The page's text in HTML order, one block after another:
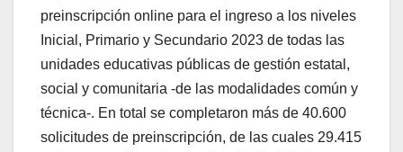
preinscripción online para el ingreso a los niveles
Inicial, Primario y Secundario 2023 de todas las
unidades educativas públicas de gestión estatal,
social y comunitaria -de las modalidades común y
técnica-. En total se completaron más de 40.600
solicitudes de preinscripción, de las cuales 29.415